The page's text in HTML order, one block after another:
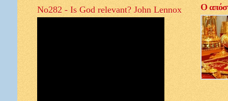
No282 - Is God relevant? John Lennox
Ο